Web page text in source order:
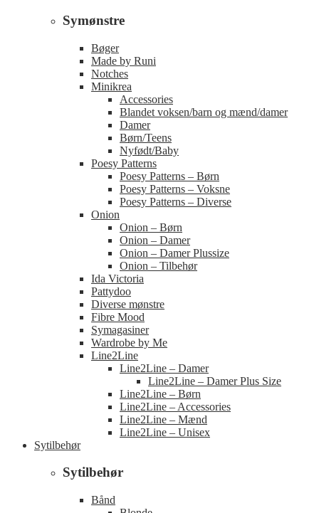
Symønstre
Bøger
Made by Runi
Notches
Minikrea
Accessories
Blandet voksen/barn og mænd/damer
Damer
Børn/Teens
Nyfødt/Baby
Poesy Patterns
Poesy Patterns – Børn
Poesy Patterns – Voksne
Poesy Patterns – Diverse
Onion
Onion – Børn
Onion – Damer
Onion – Damer Plussize
Onion – Tilbehør
Ida Victoria
Pattydoo
Diverse mønstre
Fibre Mood
Symagasiner
Wardrobe by Me
Line2Line
Line2Line – Damer
Line2Line – Damer Plus Size
Line2Line – Børn
Line2Line – Accessories
Line2Line – Mænd
Line2Line – Unisex
Sytilbehør
Sytilbehør
Bånd